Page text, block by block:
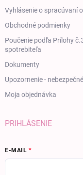
Vyhlásenie o spracúvaní
Obchodné podmienky
Poučenie podľa Prílohy
spotrebiteľa
Dokumenty
Upozornenie -
Moja objednávka
PRIHLÁSENIE
E-MAIL